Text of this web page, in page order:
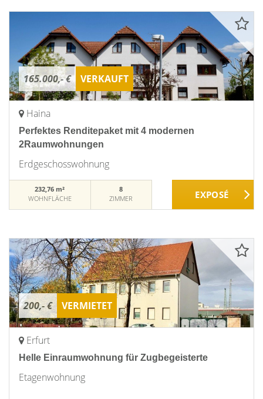
165.000,- € VERKAUFT
Haina
Perfektes Renditepaket mit 4 modernen
2Raumwohnungen
Erdgeschosswohnung
232,76 m²
WOHNFLÄCHE
8
ZIMMER
200,- € VERMIETET
Erfurt
Helle Einraumwohnung für Zugbegeisterte
Etagenwohnung